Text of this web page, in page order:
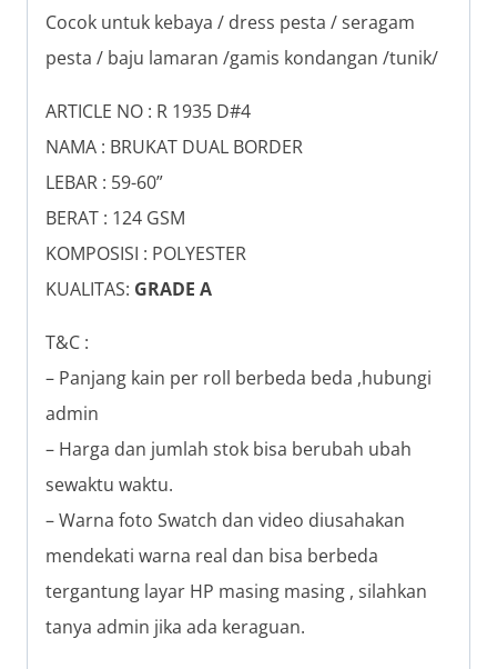
Cocok untuk kebaya / dress pesta / seragam
pesta / baju lamaran /gamis kondangan /tunik/
ARTICLE NO : R 1935 D#4
NAMA : BRUKAT DUAL BORDER
LEBAR : 59-60”
BERAT : 124 GSM
KOMPOSISI : POLYESTER
KUALITAS: GRADE A
T&C :
– Panjang kain per roll berbeda beda ,hubungi
admin
– Harga dan jumlah stok bisa berubah ubah
sewaktu waktu.
– Warna foto Swatch dan video diusahakan
mendekati warna real dan bisa berbeda
tergantung layar HP masing masing , silahkan
tanya admin jika ada keraguan.